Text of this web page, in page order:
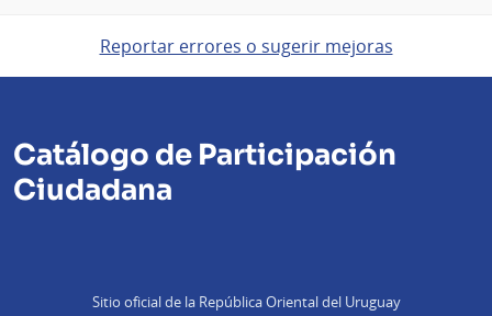
Reportar errores o sugerir mejoras
Catálogo de Participación
Ciudadana
Sitio oficial de la República Oriental del Uruguay